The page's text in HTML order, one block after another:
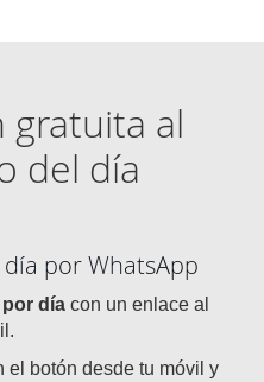
gratuita al
del día
por WhatsApp
día con un enlace al
el botón desde tu móvil y